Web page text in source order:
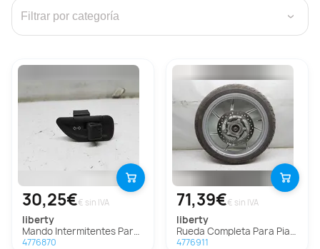
›
30,25€€ sin IVA
liberty
Mando Intermitentes Para Piaggio (Vespa) Liberty
4776870
71,39€€ sin IVA
liberty
Rueda Completa Para Piaggio (Vespa) Liberty
4776911